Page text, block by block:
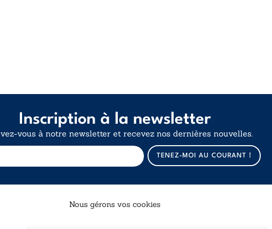
Nous gérons vos cookies
Inscription à la newsletter
vous à notre newsletter et recevez nos dernières nouvelles.
m
TENEZ-MOI AU COURANT !